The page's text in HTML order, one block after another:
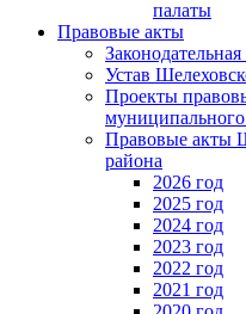
палаты
Правовые акты
Законодательная
Устав
Проекты
Правовые акты
района
2026 год
2025 год
2024 год
2023 год
2022 год
2021 год